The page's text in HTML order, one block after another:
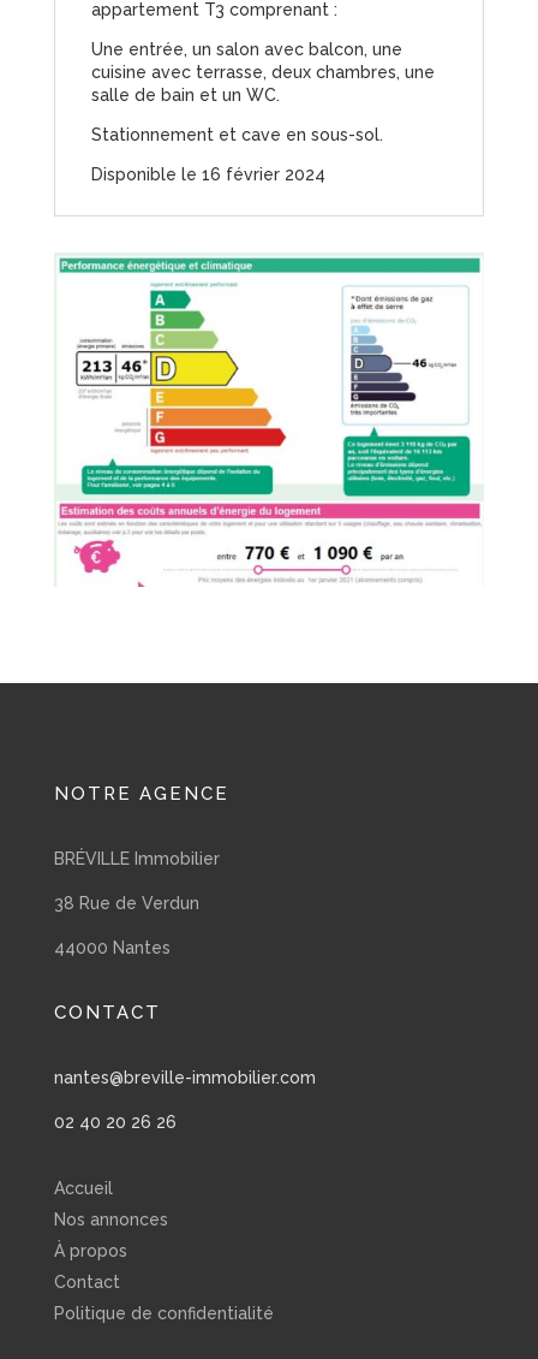
appartement T3 comprenant :
Une entrée, un salon avec balcon, une
cuisine avec terrasse, deux chambres, une
salle de bain et un WC.
Stationnement et cave en sous-sol.
Disponible le 16 février 2024
NOTRE AGENCE
BRÉVILLE Immobilier
38 Rue de Verdun
44000 Nantes
CONTACT
nantes@breville-immobilier.com
02 40 20 26 26
Accueil
Nos annonces
À propos
Contact
Politique de confidentialité